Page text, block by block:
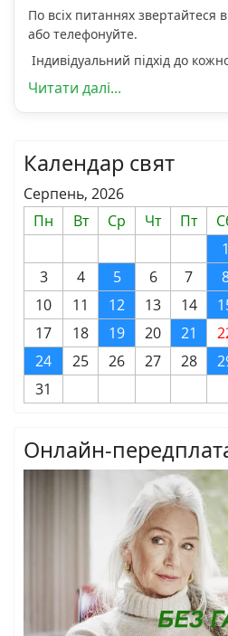
По всіх питаннях звертайтеся
або телефонуйте.
Індивідуальний підхід до
Читати далі...
Календар свят
Серпень, 2026
Пн
Вт Ср Чт Пт
1
3
4 5 6 7
10
11 12 13 14
17
18 19 20 21
24
25 26 27 28
31
Онлайн-